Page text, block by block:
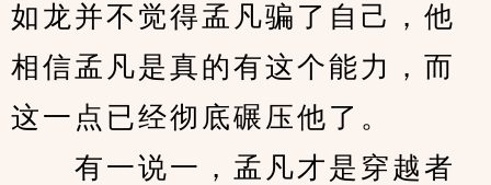
如龙并不觉得孟凡骗了自己，他
相信孟凡是真的有这个能力，而
这一点已经彻底碾压他了。
有一说一，孟凡才是穿越者